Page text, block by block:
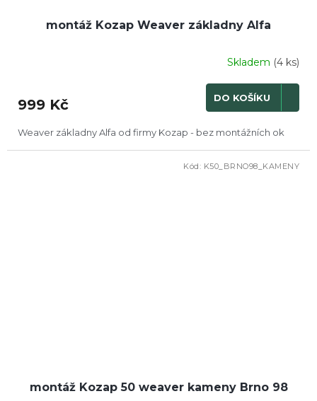
montáž Kozap Weaver základny Alfa
Skladem (4 ks)
999 Kč DO KOŠÍKU
Weaver základny Alfa od firmy Kozap - bez montážních ok
montáž Kozap 50 weaver kameny Brno 98
Kód: K50_BRNO98_KAMENY